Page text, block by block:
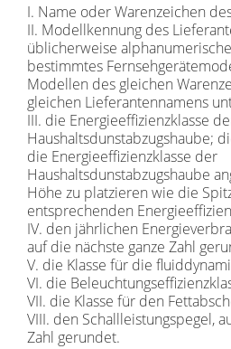
I. Name oder Warenzeichen
II. Modellkennung des
üblicherweise
bestimmtes
Modellen des gleichen
gleichen Lieferantennamens
III. die Energieeffizienzklasse
Haushaltsdunstabzugshaube;
die Energieeffizienzklasse der
Haushaltsdunstabzugshaube
Höhe zu platzieren wie die
entsprechenden
IV. den jährlichen
auf die nächste ganze Zahl
V. die Klasse für die
VI. die
VII. die Klasse für den
VIII. den Schallleistungspegel,
Zahl gerundet.